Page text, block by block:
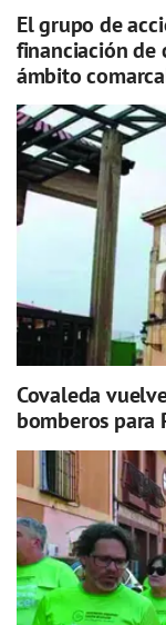
El grupo de
financiación de
ámbito
Covaleda
bomberos para